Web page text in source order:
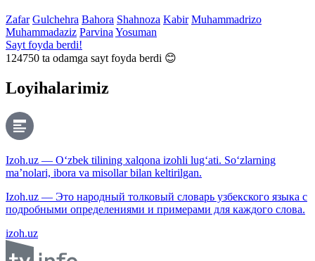
Zafar Gulchehra Bahora Shahnoza Kabir Muhammadrizo
Muhammadaziz ParvinaYosuman
Sayt foyda berdi!
124750 ta odamga sayt foyda berdi 😊
Loyihalarimiz
Izoh.uz — O‘zbek tilining xalqona izohli lug‘ati. So‘zlarning
ma’nolari, ibora va misollar bilan keltirilgan.
Izoh.uz — Это народный толковый словарь узбекского языка с
подробными определениями и примерами для каждого слова.
izoh.uz